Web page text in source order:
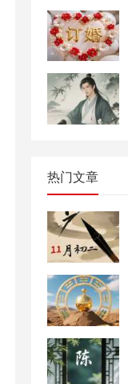
热门文章